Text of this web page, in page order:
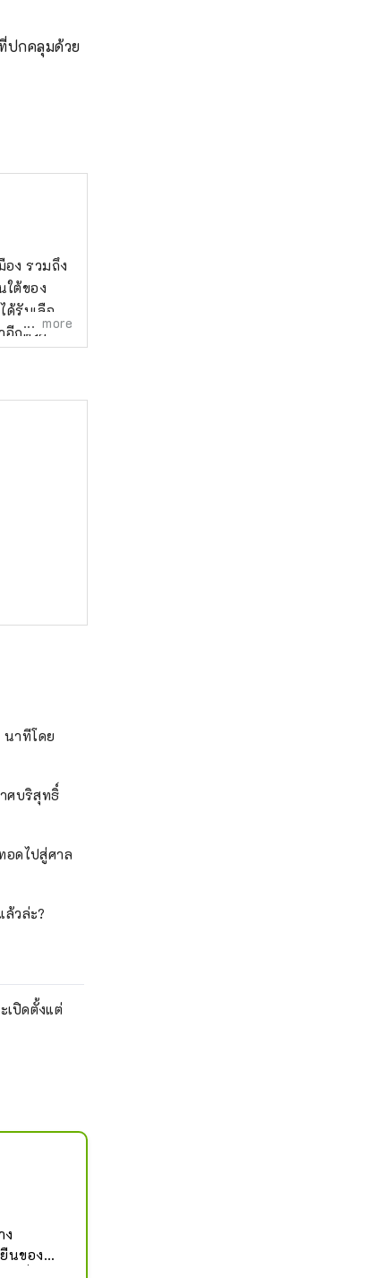
ปกคลุมด้วย
อง รวมถึง
ใต้ของ
รับเลือก
อีกด้วย
more
นาทีโดย
ศบริสุทธิ์
อดไปสู่ศาล
วล่ะ?
เปิดตั้งแต่
ง
นของ